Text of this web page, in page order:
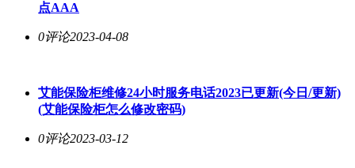
点AAA
0评论2023-04-08
艾能保险柜维修24小时服务电话2023已更新(今日/更新)
(艾能保险柜怎么修改密码)
0评论2023-03-12